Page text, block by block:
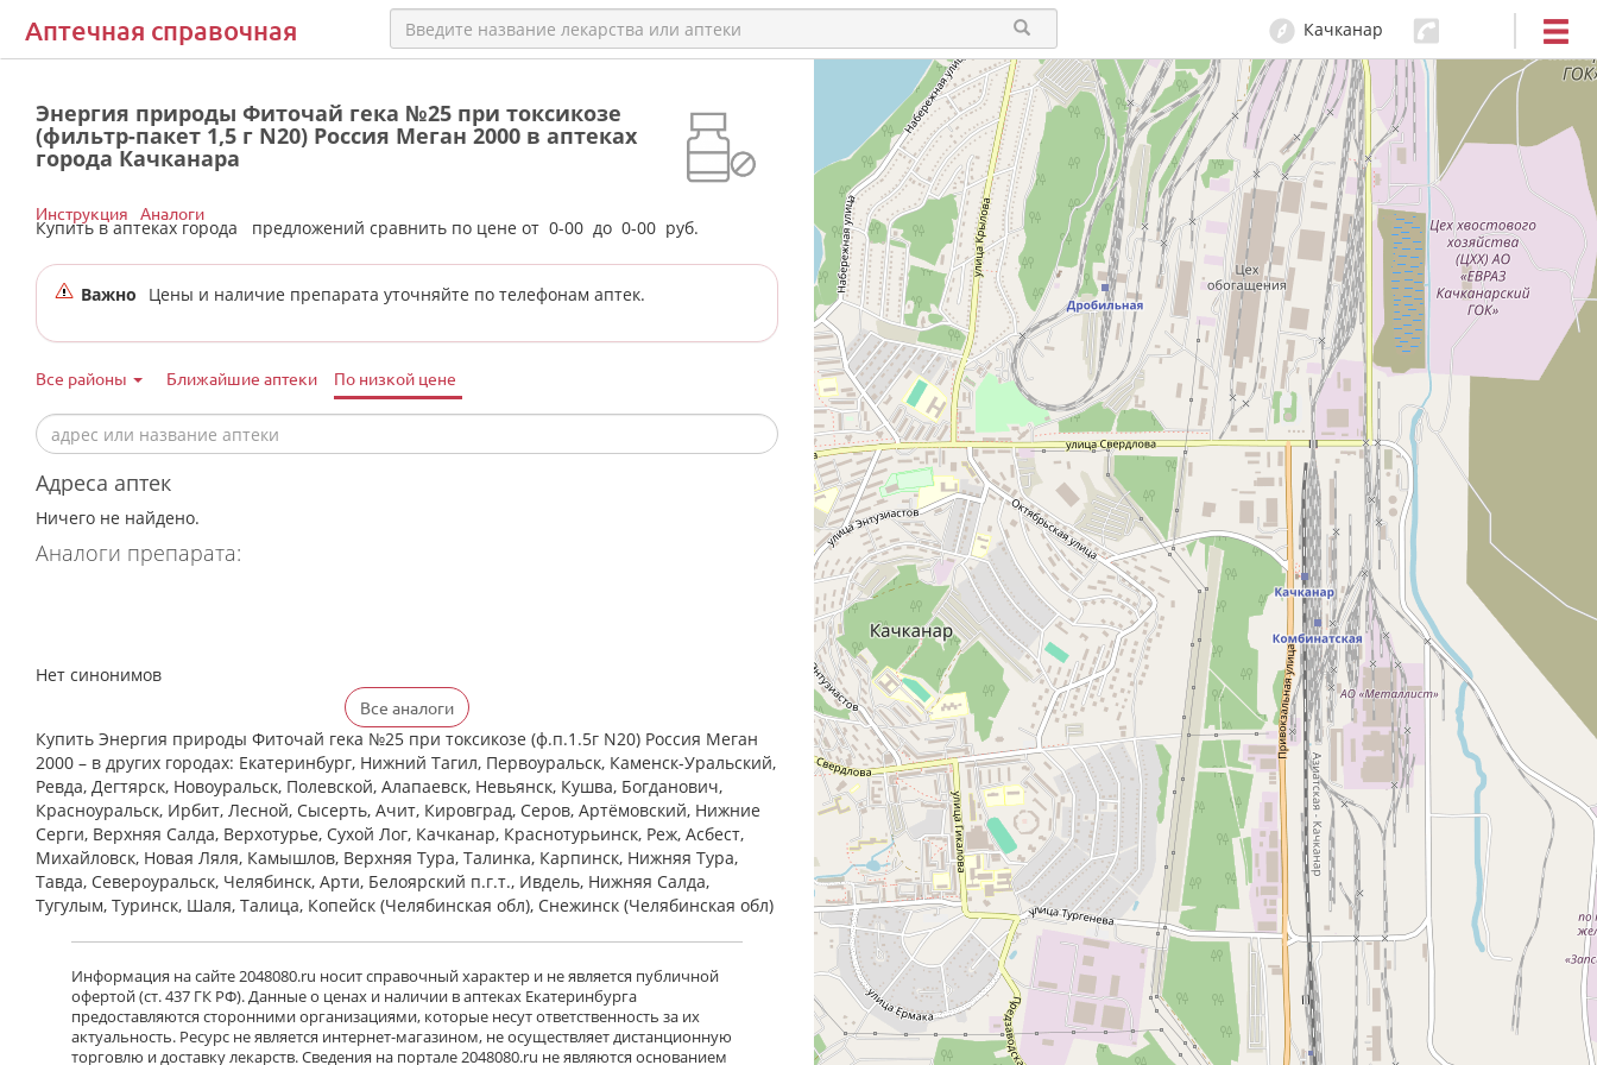
Аптечная справочная Качканар
Энергия природы Фиточай гека №25 при токсикозе
(фильтр-пакет 1,5 г N20) Россия Меган 2000 в аптеках
города Качканара
Купить в аптеках города предложений сравнить по цене от 0-00 до 0-00 руб.
Инструкция Аналоги
Важно Цены и наличие препарата уточняйте по телефонам аптек.
Все районы Ближайшие аптеки По низкой цене
Адреса аптек
Ничего не найдено.
Аналоги препарата:
Нет синонимов
Все аналоги
Купить Энергия природы Фиточай гека №25 при токсикозе (ф.п.1.5г N20) Россия Меган
2000 – в других городах: Екатеринбург, Нижний Тагил, Первоуральск, Каменск-Уральский,
Ревда, Дегтярск, Новоуральск, Полевской, Алапаевск, Невьянск, Кушва, Богданович,
Красноуральск, Ирбит, Лесной, Сысерть, Ачит, Кировград, Серов, Артёмовский, Нижние
Cерги, Верхняя Салда, Верхотурье, Сухой Лог, Качканар, Краснотурьинск, Реж, Асбест,
Михайловск, Новая Ляля, Камышлов, Верхняя Тура, Талинка, Карпинск, Нижняя Тура,
Тавда, Североуральск, Челябинск, Арти, Белоярский п.г.т., Ивдель, Нижняя Салда,
Тугулым, Туринск, Шаля, Талица, Копейск (Челябинская обл), Снежинск (Челябинская обл)
Информация на сайте 2048080.ru носит справочный характер и не является публичной
офертой (ст. 437 ГК РФ). Данные о ценах и наличии в аптеках Екатеринбурга
предоставляются сторонними организациями, которые несут ответственность за их
актуальность. Ресурс не является интернет-магазином, не осуществляет дистанционную
торговлю и доставку лекарств. Сведения на портале 2048080.ru не являются основанием